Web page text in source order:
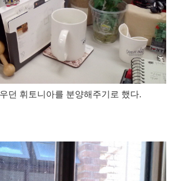
던 휘토니아를 분양해주기로 했다.